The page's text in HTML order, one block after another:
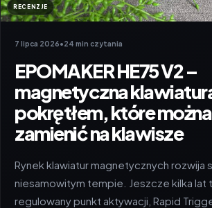
RECENZJE
7 lipca 2026•24 min czytania
EPOMAKER HE75 V2 –
magnetyczna
pokrętłem, które można
zamienić na klawisze
Rynek klawiatur magnetycznych rozwija
niesamowitym tempie. Jeszcze kilka lat
regulowany punkt aktywacji, Rapid